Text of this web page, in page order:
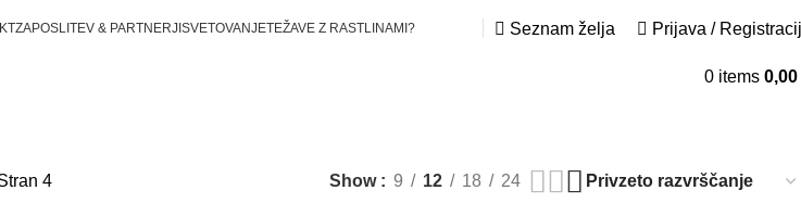
ZAPOSLITEV & PARTNERJI SVETOVANJETEŽAVE Z RASTLINAMI? Seznam želja Prijava /
0 items 0,00
4 Show 9 12 18 24